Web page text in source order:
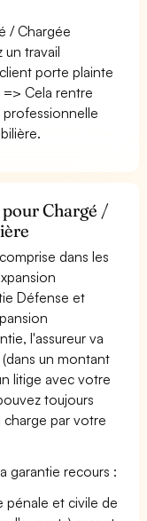
/ Chargée
un travail
porte plainte
Cela rentre
professionnelle
Chargé /
dans les
Défense et
l'assureur va
un montant
litige avec votre
toujours
charge par votre
garantie recours :
pénale et civile de